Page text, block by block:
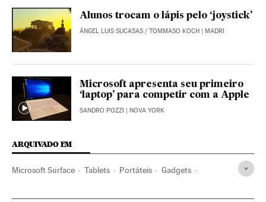
Alunos trocam o lápis pelo ‘joystick’
ÁNGEL LUIS SUCASAS / TOMMASO KOCH | MADRI
Microsoft apresenta seu primeiro
‘laptop’ para competir com a Apple
SANDRO POZZI | NOVA YORK
ARQUIVADO EM
Microsoft Surface Tablets Portáteis Gadgets